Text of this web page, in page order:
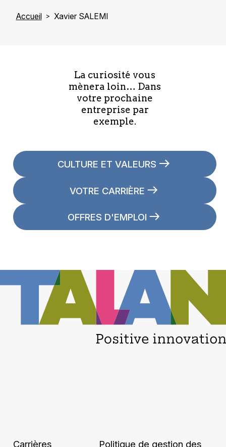
Accueil Xavier SALEMI
La curiosité vous
mènera loin… Dans
votre prochaine
entreprise par
exemple.
CULTURE ET VALEURS
VOTRE CARRIÈRE
OFFRES D'EMPLOI
Carrières Politique de gestion des